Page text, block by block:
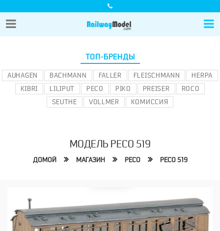
ТОП-БРЕНДЫ
AUHAGEN BACHMANN FALLER FLEISCHMANN
HERPA
KIBRI
LILIPUT PECO PIKO PREISER
ROCO
SEUTHE
VOLLMER КОМИССИЯ
МОДЕЛЬ PECO 519
ДОМОЙ МАГАЗИН PECO PECO 519